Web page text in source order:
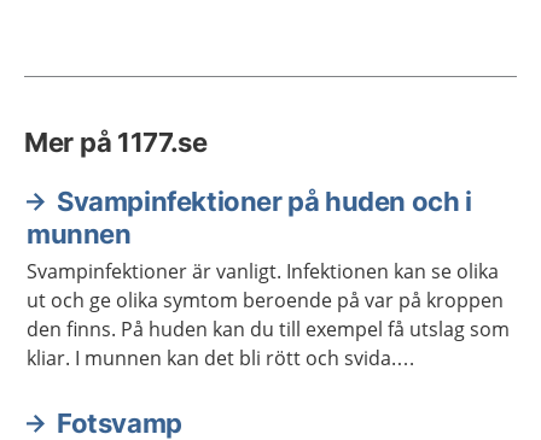
Mer på 1177.se
Svampinfektioner på huden och i
munnen
Svampinfektioner är vanligt. Infektionen kan se olika
ut och ge olika symtom beroende på var på kroppen
den finns. På huden kan du till exempel få utslag som
kliar. I munnen kan det bli rött och svida.
ofta med behandling av receptfria läkemedel.
Fotsvamp